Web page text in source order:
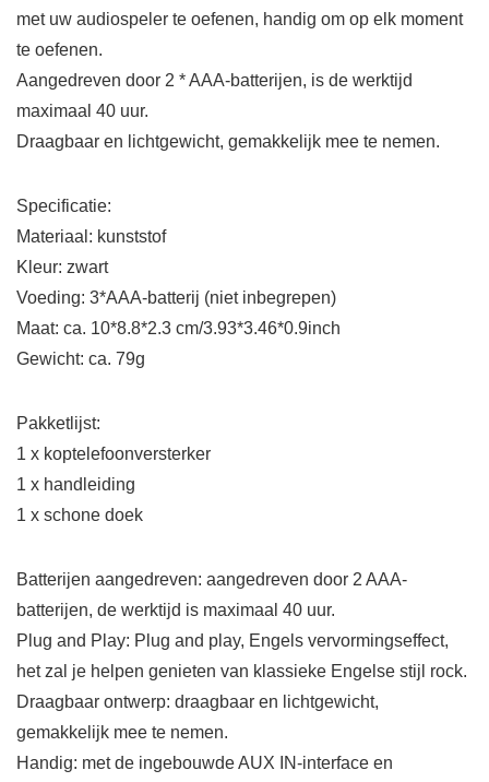
met uw audiospeler te oefenen, handig om op elk moment
te oefenen.
Aangedreven door 2 * AAA-batterijen, is de werktijd
maximaal 40 uur.
Draagbaar en lichtgewicht, gemakkelijk mee te nemen.
Specificatie:
Materiaal: kunststof
Kleur: zwart
Voeding: 3*AAA-batterij (niet inbegrepen)
Maat: ca. 10*8.8*2.3 cm/3.93*3.46*0.9inch
Gewicht: ca. 79g
Pakketlijst:
1 x koptelefoonversterker
1 x handleiding
1 x schone doek
Batterijen aangedreven: aangedreven door 2 AAA-
batterijen, de werktijd is maximaal 40 uur.
Plug and Play: Plug and play, Engels vervormingseffect,
het zal je helpen genieten van klassieke Engelse stijl rock.
Draagbaar ontwerp: draagbaar en lichtgewicht,
gemakkelijk mee te nemen.
Handig: met de ingebouwde AUX IN-interface en